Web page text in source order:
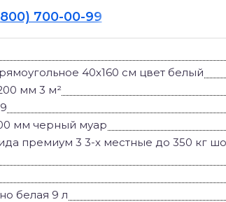
700-00-99
40x160 см цвет белый
мм 3 м²
мм черный муар
премиум 3 3-х местные до 350 кг
белая 9 л